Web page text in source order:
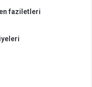
faziletleri